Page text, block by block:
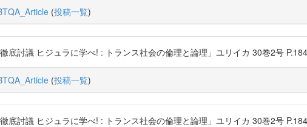
(投稿一覧)
底討議 ヒジュラに学べ! : トランス社会の倫理と論理」ユリイカ 30巻2号
(投稿一覧)
底討議 ヒジュラに学べ! : トランス社会の倫理と論理」ユリイカ 30巻2号